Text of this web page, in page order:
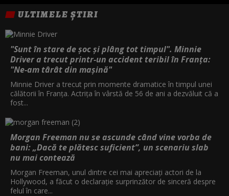
ULTIMELE ȘTIRI
"Sunt în stare de șoc și plâng tot timpul". Minnie
Driver a trecut printr-un accident teribil în Franța:
"Ne-am târât din mașină"
Minnie Driver a trecut prin momente dramatice în timpul unei
călătorii în Franța. Actrița în vârstă de 56 de ani a dezvăluit că a
fost...
Morgan Freeman nu se ascunde când vine vorba de
bani: „Dacă te plătesc suficient”, un scenariu slab
nu mai contează
Morgan Freeman, unul dintre cei mai apreciați actori de la
Hollywood, a făcut o declarație surprinzător de sinceră despre
felul în care...